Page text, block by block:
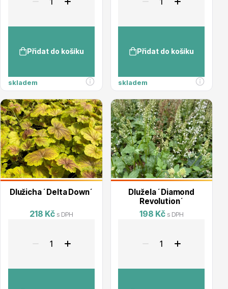
Substráty, hnojiva, kůra
Přidat do košíku
skladem
Přidat do košíku
skladem
Dlužicha ´Delta Down´
218 Kč s DPH
Dlužela ´Diamond
Revolution´
198 Kč s DPH